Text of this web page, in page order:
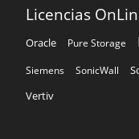
Licencias
Oracle Pure Storage
Siemens SonicWall
Vertiv